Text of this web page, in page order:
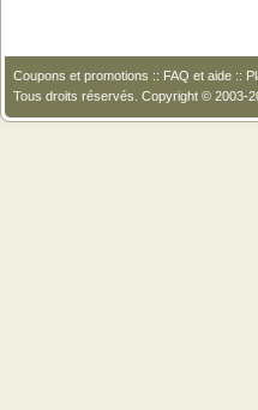
Coupons et promotions :: FAQ et aide ::
Tous droits réservés. Copyright © 2003-